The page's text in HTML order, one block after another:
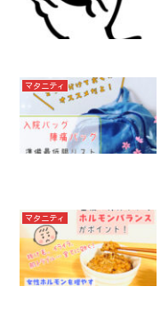
マタニティ
マタニティ